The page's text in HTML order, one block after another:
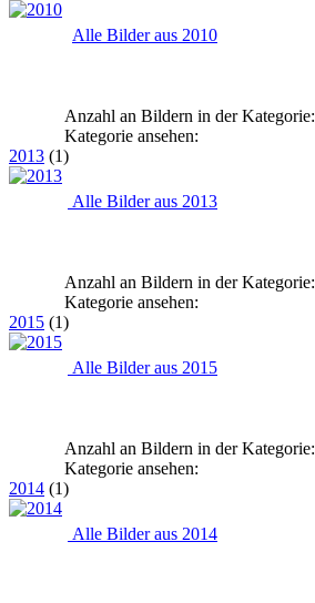
Alle Bilder aus 2010
Anzahl an Bildern in der Kategorie:
Kategorie ansehen:
2013 (1)
Alle Bilder aus 2013
Anzahl an Bildern in der Kategorie:
Kategorie ansehen:
2015 (1)
Alle Bilder aus 2015
Anzahl an Bildern in der Kategorie:
Kategorie ansehen:
2014 (1)
Alle Bilder aus 2014